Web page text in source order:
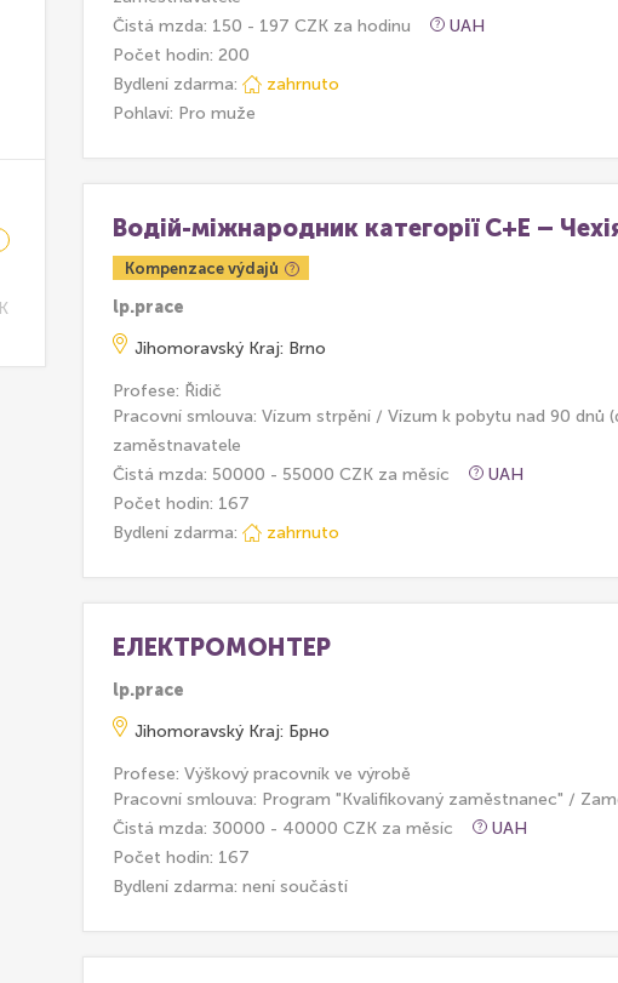
Čistá mzda: 150 - 197 CZK za hodinu
UAH
Počet hodin: 200
Bydlení zdarma:
zahrnuto
Pohlaví: Pro muže
Водій-міжнародник категорії С+Е –
Kompenzace výdajů
lp.prace
Jihomoravský Kraj: Brno
Profese: Řidič
Pracovní smlouva: Vízum strpění / Vízum k pobytu nad 90 dnů
zaměstnavatele
Čistá mzda: 50000 - 55000 CZK za měsíc
UAH
Počet hodin: 167
Bydlení zdarma:
zahrnuto
ЕЛЕКТРОМОНТЕР
lp.prace
Jihomoravský Kraj: Брно
Profese: Výškový pracovník ve výrobě
Pracovní smlouva: Program "Kvalifikovaný zaměstnanec" /
Čistá mzda: 30000 - 40000 CZK za měsíc
UAH
Počet hodin: 167
Bydlení zdarma:není součástí